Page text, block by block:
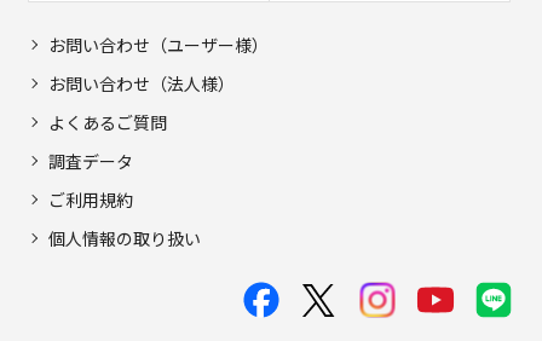
お問い合わせ（ユーザー様）
お問い合わせ（法人様）
よくあるご質問
調査データ
ご利用規約
個人情報の取り扱い